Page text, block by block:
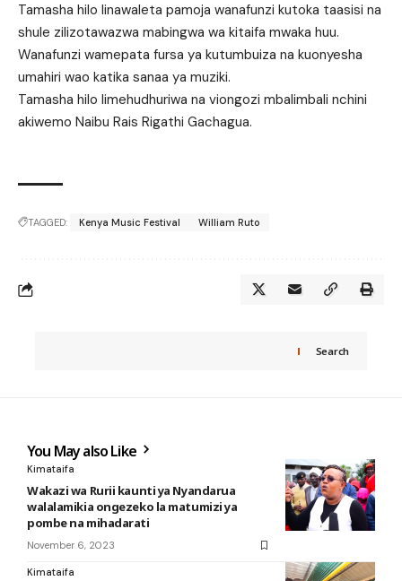
Tamasha hilo linawaleta pamoja wanafunzi kutoka taasisi na
shule zilizotawazwa mabingwa wa kitaifa mwaka huu.
Wanafunzi wamepata fursa ya kutumbuiza na kuonyesha
umahiri wao katika sanaa ya muziki.
Tamasha hilo limehudhuriwa na viongozi mbalimbali nchini
akiwemo Naibu Rais Rigathi Gachagua.
TAGGED: Kenya Music Festival William Ruto
Search
You May also Like
Kimataifa
Wakazi wa Rurii kaunti ya Nyandarua
walalamikia ongezeko la matumizi ya
pombe na mihadarati
November 6, 2023
Kimataifa